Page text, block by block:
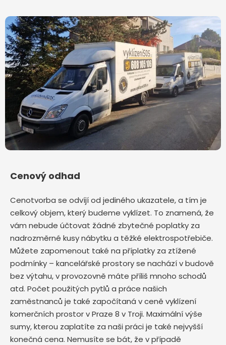
Cenový odhad
Cenotvorba se odvíjí od jediného ukazatele, a tím je
celkový objem, který budeme vyklízet. To znamená, že
vám nebude účtovat žádné zbytečné poplatky za
nadrozměrné kusy nábytku a těžké elektrospotřebiče.
Můžete zapomenout také na příplatky za ztížené
podmínky – kancelářské prostory se nachází v budově
bez výtahu, v provozovně máte příliš mnoho schodů
atd. Počet použitých pytlů a práce našich
zaměstnanců je také započítaná v ceně vyklízení
komerčních prostor v Praze 8 v Troji. Maximální výše
sumy, kterou zaplatíte za naši práci je také nejvyšší
konečná cena. Nemusíte se bát, že v případě